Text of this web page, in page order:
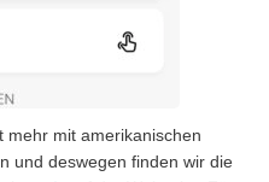
mehr mit amerikanischen
und deswegen finden wir die